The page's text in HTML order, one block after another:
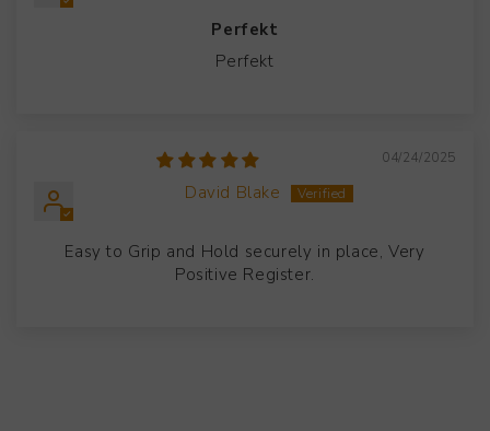
Perfekt
Perfekt
04/24/2025
David Blake
Easy to Grip and Hold securely in place, Very
Positive Register.